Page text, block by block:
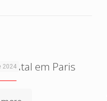
2024
Natal em Paris